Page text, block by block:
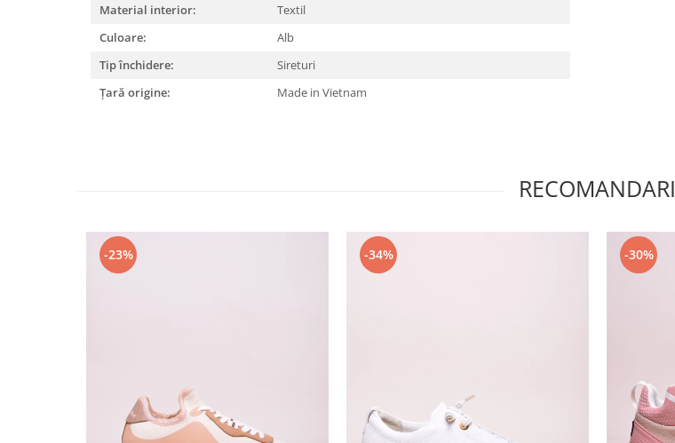
Material interior:
Textil
Culoare:
Alb
Tip închidere:
Sireturi
Țară origine:
Made in Vietnam
RECOMANDARI
-23% -34% -30%